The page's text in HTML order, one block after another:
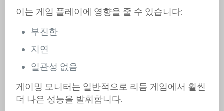
이는 게임 플레이에 영향을 줄 수 있습니다:
부진한
지연
일관성 없음
게이밍 모니터는 일반적으로 리듬 게임에서 훨씬
더 나은 성능을 발휘합니다.